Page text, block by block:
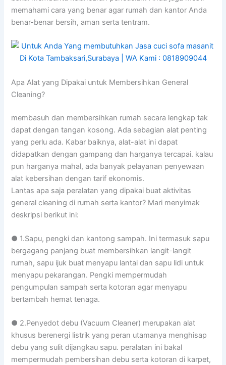
memahami cara yang benar agar rumah dan kantor Anda
benar-benar bersih, aman serta tentram.
Apa Alat yang Dipakai untuk Membersihkan General
Cleaning?
membasuh dan membersihkan rumah secara lengkap tak
dapat dengan tangan kosong. Ada sebagian alat penting
yang perlu ada. Kabar baiknya, alat-alat ini dapat
didapatkan dengan gampang dan harganya tercapai. kalau
pun harganya mahal, ada banyak pelayanan penyewaan
alat kebersihan dengan tarif ekonomis.
Lantas apa saja peralatan yang dipakai buat aktivitas
general cleaning di rumah serta kantor? Mari menyimak
deskripsi berikut ini:
● 1.Sapu, pengki dan kantong sampah. Ini termasuk sapu
bergagang panjang buat membersihkan langit-langit
rumah, sapu ijuk buat menyapu lantai dan sapu lidi untuk
menyapu pekarangan. Pengki mempermudah
pengumpulan sampah serta kotoran agar menyapu
bertambah hemat tenaga.
● 2.Penyedot debu (Vacuum Cleaner) merupakan alat
khusus berenergi listrik yang peran utamanya menghisap
debu yang sulit dijangkau sapu. peralatan ini bakal
mempermudah pembersihan debu serta kotoran di karpet,